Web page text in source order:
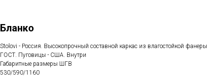
Бланко
Stolovi - Россия. Высокопрочный составной каркас из влагостойкой фанеры
ГОСТ. Пуговицы - США. Внутри
Габаритные размеры ШГВ
530/590/1160